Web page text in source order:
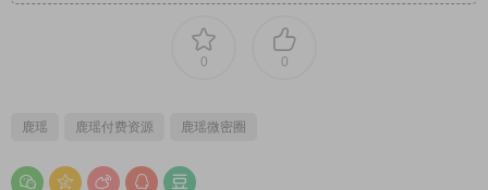
0 0
鹿瑶 鹿瑶付费资源 鹿瑶微密圈